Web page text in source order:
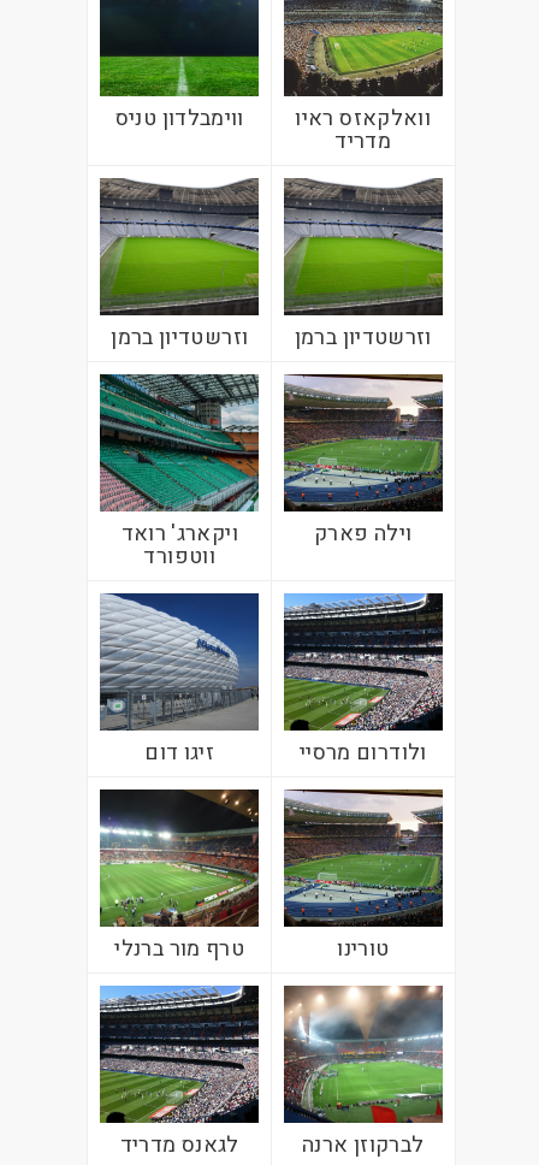
וואלקאזס ראיו
מדריד
ווימבלדון טניס
וזרשטדיון ברמן וזרשטדיון ברמן
וילה פארק ויקארג' רואד
ווטפורד
ולודרום מרסיי זיגו דום
טורינו טרף מור ברנלי
לברקוזן ארנה לגאנס מדריד